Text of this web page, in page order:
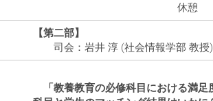
休憩
【第二部】
司会：岩井 淳 (社会情報学部 教授)
「教養教育の必修科目における満足